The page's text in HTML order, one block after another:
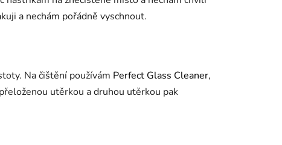
a nechám pořádně vyschnout.
Na čištění používám Perfect Glass Cleaner,
utěrkou a druhou utěrkou pak